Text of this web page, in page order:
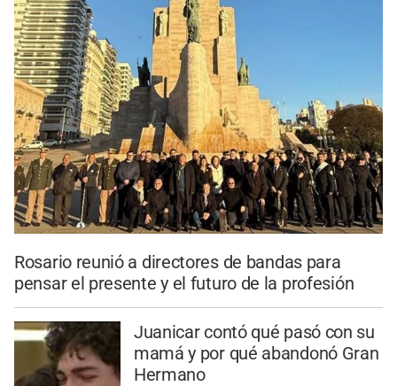
Rosario reunió a directores de bandas para
pensar el presente y el futuro de la profesión
Juanicar contó qué pasó con su
mamá y por qué abandonó Gran
Hermano